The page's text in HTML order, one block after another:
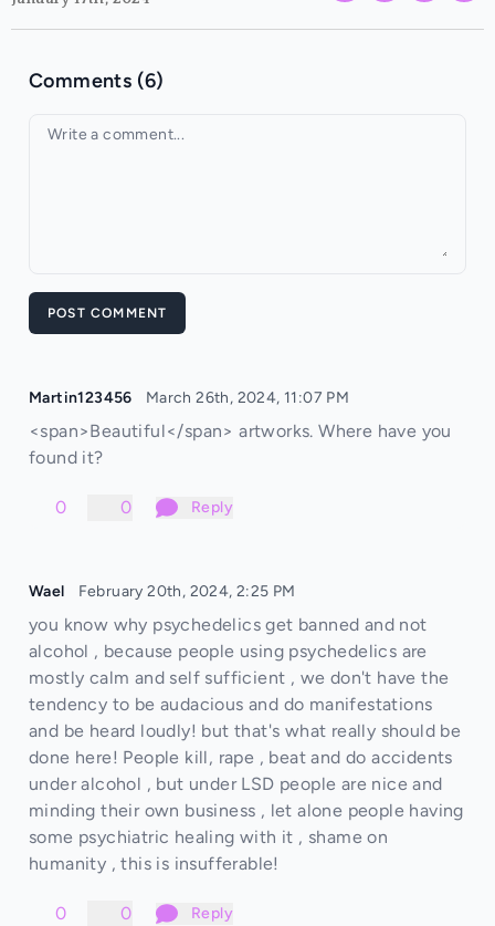
Comments (6)
Your comment
POST COMMENT
Martin123456 March 26th, 2024, 11:07 PM
<span>Beautiful</span> artworks. Where have you
found it?
0 0 Reply
Wael February 20th, 2024, 2:25 PM
you know why psychedelics get banned and not
alcohol , because people using psychedelics are
mostly calm and self sufficient , we don't have the
tendency to be audacious and do manifestations
and be heard loudly! but that's what really should be
done here! People kill, rape , beat and do accidents
under alcohol , but under LSD people are nice and
minding their own business , let alone people having
some psychiatric healing with it , shame on
humanity , this is insufferable!
0 0 Reply